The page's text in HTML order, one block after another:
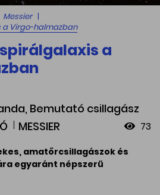
Messier
a Virgo-halmazban
a
Bemutató csillagász
MESSIER 73
amatőrcsillagászok és
egyaránt népszerű